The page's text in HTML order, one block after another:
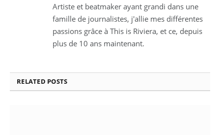
Artiste et beatmaker ayant grandi dans une
famille de journalistes, j'allie mes différentes
passions grâce à This is Riviera, et ce, depuis
plus de 10 ans maintenant.
RELATED POSTS